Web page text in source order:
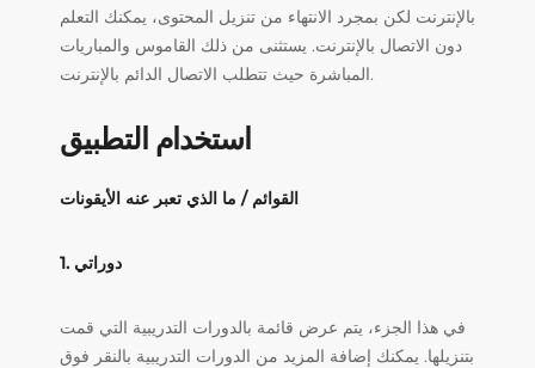
بالإنترنت لكن بمجرد الانتهاء من تنزيل المحتوى، يمكنك التعلم
دون الاتصال بالإنترنت. يستثنى من ذلك القاموس والمباريات
المباشرة حيث تتطلب الاتصال الدائم بالإنترنت.
استخدام التطبيق
القوائم / ما الذي تعبر عنه الأيقونات
1. دوراتي
في هذا الجزء، يتم عرض قائمة بالدورات التدريبية التي قمت
بتنزيلها. يمكنك إضافة المزيد من الدورات التدريبية بالنقر فوق